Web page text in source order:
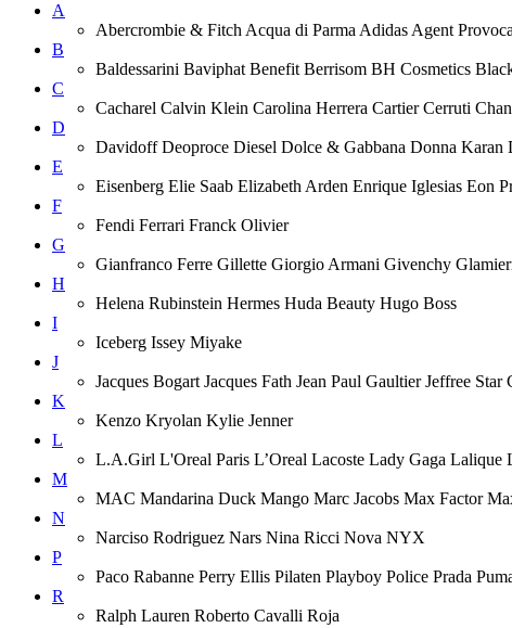
A
Abercrombie & Fitch Acqua di Parma Adidas Agent
B
Baldessarini Baviphat Benefit Berrisom BH Cosmetics
C
Cacharel Calvin Klein Carolina Herrera Cartier Cerruti
D
Davidoff Deoproce Diesel Dolce & Gabbana Donna
E
Eisenberg Elie Saab Elizabeth Arden Enrique Iglesias Eon
F
Fendi Ferrari Franck Olivier
G
Gianfranco Ferre Gillette Giorgio Armani Givenchy
H
Helena Rubinstein Hermes Huda Beauty Hugo Boss
I
Iceberg Issey Miyake
J
Jacques Bogart Jacques Fath Jean Paul Gaultier Jeffree
K
Kenzo Kryolan Kylie Jenner
L
L.A.Girl L'Oreal Paris L’Oreal Lacoste Lady Gaga
M
MAC Mandarina Duck Mango Marc Jacobs Max Factor
N
Narciso Rodriguez Nars Nina Ricci Nova NYX
P
Paco Rabanne Perry Ellis Pilaten Playboy Police Prada
R
Ralph Lauren Roberto Cavalli Roja